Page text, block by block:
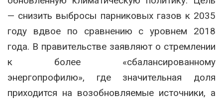
— снизить выбросы парниковых газов к 2035
году вдвое по сравнению с уровнем 2018
года. В правительстве заявляют о стремлении
к более «сбалансированному
энергопрофилю», где значительная доля
приходится на возобновляемые источники, а